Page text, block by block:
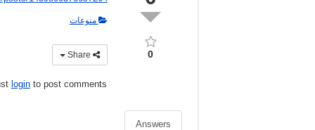
0
منوعات
loginto post comments
Answers